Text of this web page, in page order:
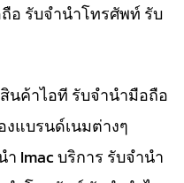
อ รับจำนำโทรศัพท์ รับ
นค้าไอที รับจำนำมือถือ
แบรนด์เนมต่างๆ
Imac บริการ รับจำนำ